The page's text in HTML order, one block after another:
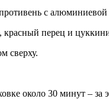
с
перец и
сверху.
около 30 минут –